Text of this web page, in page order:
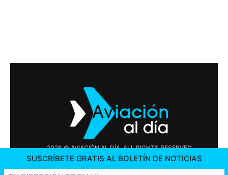
2026 © AVIACIÓN AL DÍA. ALL RIGHTS RESERVED
SUSCRÍBETE GRATIS AL BOLETÍN DE NOTICIAS